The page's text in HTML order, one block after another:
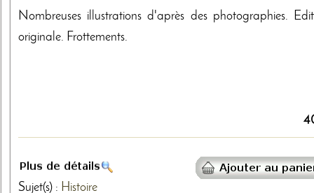
Nombreuses illustrations d'après des photographies.
originale. Frottements.
Sujet(s) : Histoire